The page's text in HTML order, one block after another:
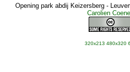
Opening park abdij Keizersberg -
Carolien
320x213 480x320